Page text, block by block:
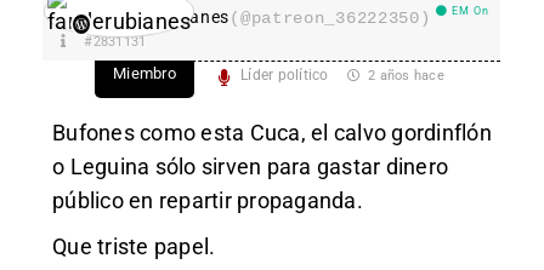
fanderubianes(@patreon_36222350) EM On
#2831131
Miembro Líder político 2 años hace
Bufones como esta Cuca, el calvo gordinflón
o Leguina sólo sirven para gastar dinero
público en repartir propaganda.
Que triste papel.